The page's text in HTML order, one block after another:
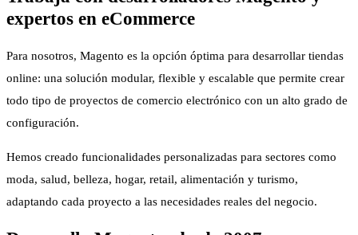
expertos en eCommerce
Para nosotros, Magento es la opción óptima para desarrollar tiendas
online: una solución modular, flexible y escalable que permite crear
todo tipo de proyectos de comercio electrónico con un alto grado de
configuración.
Hemos creado funcionalidades personalizadas para sectores como
moda, salud, belleza, hogar, retail, alimentación y turismo,
adaptando cada proyecto a las necesidades reales del negocio.